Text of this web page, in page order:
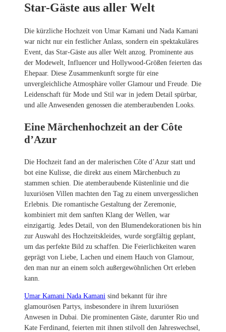
Star-Gäste aus aller Welt
Die kürzliche Hochzeit von Umar Kamani und Nada Kamani
war nicht nur ein festlicher Anlass, sondern ein spektakuläres
Event, das Star-Gäste aus aller Welt anzog. Prominente aus
der Modewelt, Influencer und Hollywood-Größen feierten das
Ehepaar. Diese Zusammenkunft sorgte für eine
unvergleichliche Atmosphäre voller Glamour und Freude. Die
Leidenschaft für Mode und Stil war in jedem Detail spürbar,
und alle Anwesenden genossen die atemberaubenden Looks.
Eine Märchenhochzeit an der Côte
d’Azur
Die Hochzeit fand an der malerischen Côte d’Azur statt und
bot eine Kulisse, die direkt aus einem Märchenbuch zu
stammen schien. Die atemberaubende Küstenlinie und die
luxuriösen Villen machten den Tag zu einem unvergesslichen
Erlebnis. Die romantische Gestaltung der Zeremonie,
kombiniert mit dem sanften Klang der Wellen, war
einzigartig. Jedes Detail, von den Blumendekorationen bis hin
zur Auswahl des Hochzeitskleides, wurde sorgfältig geplant,
um das perfekte Bild zu schaffen. Die Feierlichkeiten waren
geprägt von Liebe, Lachen und einem Hauch von Glamour,
den man nur an einem solch außergewöhnlichen Ort erleben
kann.
Umar Kamani Nada Kamani sind bekannt für ihre
glamourösen Partys, insbesondere in ihrem luxuriösen
Anwesen in Dubai. Die prominenten Gäste, darunter Rio und
Kate Ferdinand, feierten mit ihnen stilvoll den Jahreswechsel,